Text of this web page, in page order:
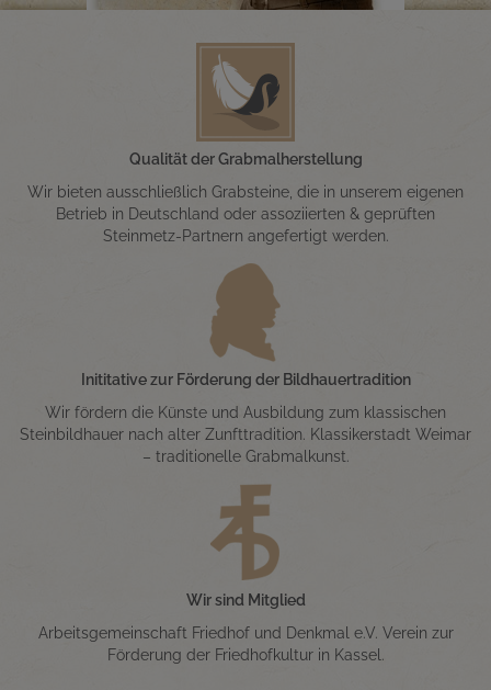
Qualität der Grabmalherstellung
Wir bieten ausschließlich Grabsteine, die in unserem eigenen
Betrieb in Deutschland oder assoziierten & geprüften
Steinmetz-Partnern angefertigt werden.
Inititative zur Förderung der Bildhauertradition
Wir fördern die Künste und Ausbildung zum klassischen
Steinbildhauer nach alter Zunfttradition. Klassikerstadt Weimar
– traditionelle Grabmalkunst.
Wir sind Mitglied
Arbeitsgemeinschaft Friedhof und Denkmal e.V. Verein zur
Förderung der Friedhofkultur in Kassel.